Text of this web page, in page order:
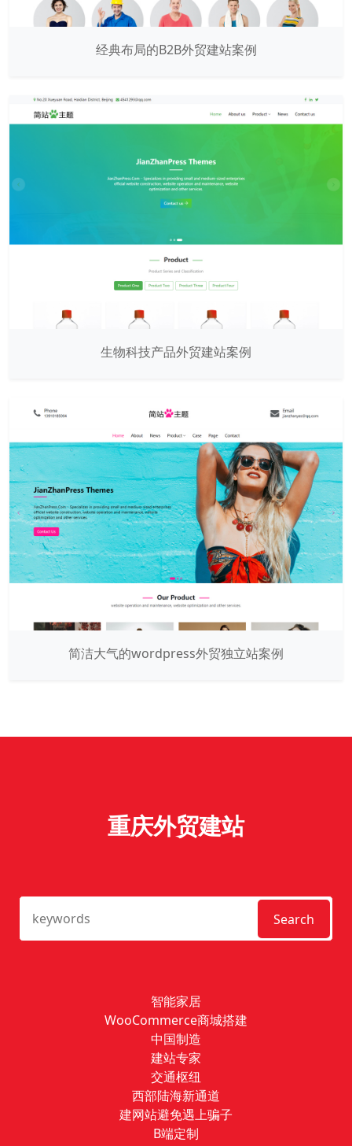
经典布局的B2B外贸建站案例
生物科技产品外贸建站案例
简洁大气的wordpress外贸独立站案例
重庆外贸建站
Search
智能家居
WooCommerce商城搭建
中国制造
建站专家
交通枢纽
西部陆海新通道
建网站避免遇上骗子
B端定制